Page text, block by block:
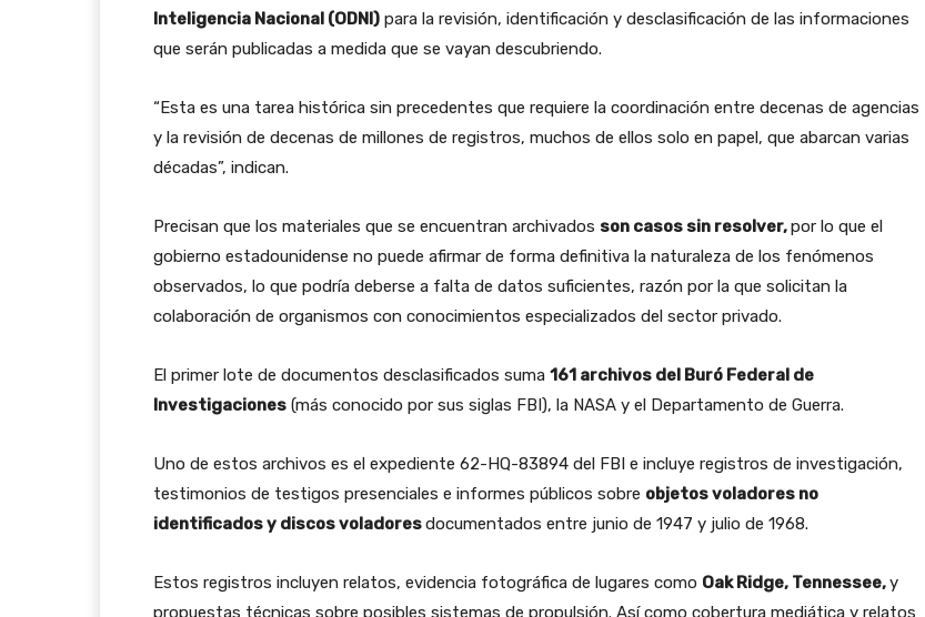
Inteligencia Nacional (ODNI) para la revisión, identificación y desclasificación de las informaciones
que serán publicadas a medida que se vayan descubriendo.
“Esta es una tarea histórica sin precedentes que requiere la coordinación entre decenas de agencias
y la revisión de decenas de millones de registros, muchos de ellos solo en papel, que abarcan varias
décadas”, indican.
Precisan que los materiales que se encuentran archivados son casos sin resolver,por lo que el
gobierno estadounidense no puede afirmar de forma definitiva la naturaleza de los fenómenos
observados, lo que podría deberse a falta de datos suficientes, razón por la que solicitan la
colaboración de organismos con conocimientos especializados del sector privado.
El primer lote de documentos desclasificados suma 161 archivos del Buró Federal de
Investigaciones (más conocido por sus siglas FBI), la NASA y el Departamento de Guerra.
Uno de estos archivos es el expediente 62-HQ-83894 del FBI e incluye registros de investigación,
testimonios de testigos presenciales e informes públicos sobre objetos voladores no
identificados y discos voladoresdocumentados entre junio de 1947 y julio de 1968.
Estos registros incluyen relatos, evidencia fotográfica de lugares como Oak Ridge, Tennessee,y
propuestas técnicas sobre posibles sistemas de propulsión. Así como cobertura mediática y relatos